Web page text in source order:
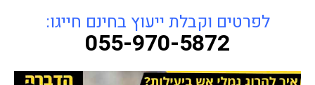
לפרטים וקבלת ייעוץ בחינם חייגו:
055-970-5872